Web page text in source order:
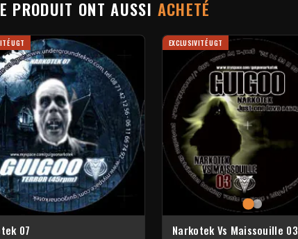
PRODUIT ONT AUSSI ACHETÉ
UGT
07
EXCLUSIVITÉ UGT
Narkotek Vs Maissouille 03